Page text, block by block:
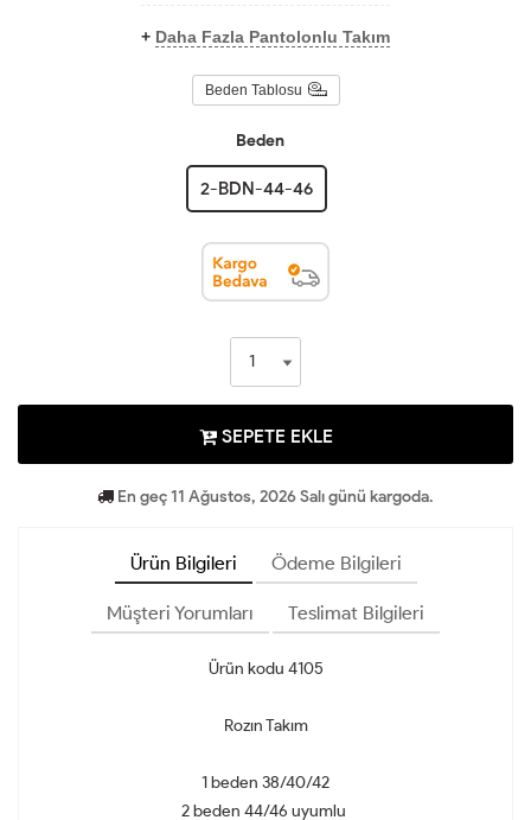
+ Daha Fazla Pantolonlu Takım
Beden Tablosu
Beden
2-BDN-44-46
SEPETE EKLE
En geç 11 Ağustos, 2026 Salı günü kargoda.
Ürün Bilgileri Ödeme Bilgileri
Müşteri Yorumları Teslimat Bilgileri
Ürün kodu 4105
Rozın Takım
1 beden 38/40/42
2 beden 44/46 uyumlu